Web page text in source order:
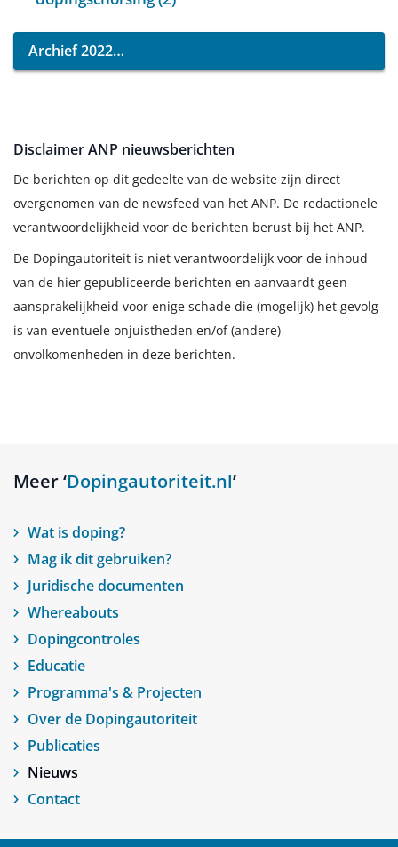
Archief 2022
Disclaimer ANP nieuwsberichten
De berichten op dit gedeelte van de website zijn direct
overgenomen van de newsfeed van het ANP. De redactionele
verantwoordelijkheid voor de berichten berust bij het ANP.
De Dopingautoriteit is niet verantwoordelijk voor de inhoud
van de hier gepubliceerde berichten en aanvaardt geen
aansprakelijkheid voor enige schade die (mogelijk) het gevolg
is van eventuele onjuistheden en/of (andere)
onvolkomenheden in deze berichten.
Meer ‘Dopingautoriteit.nl’
Wat is doping?
Mag ik dit gebruiken?
Juridische documenten
Whereabouts
Dopingcontroles
Educatie
Programma's & Projecten
Over de Dopingautoriteit
Publicaties
Nieuws
Contact